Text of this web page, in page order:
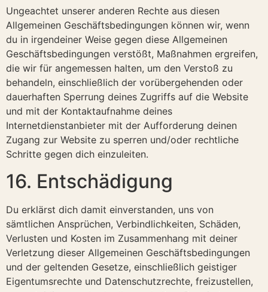
Ungeachtet unserer anderen Rechte aus diesen
Allgemeinen Geschäftsbedingungen können wir, wenn
du in irgendeiner Weise gegen diese Allgemeinen
Geschäftsbedingungen verstößt, Maßnahmen ergreifen,
die wir für angemessen halten, um den Verstoß zu
behandeln, einschließlich der vorübergehenden oder
dauerhaften Sperrung deines Zugriffs auf die Website
und mit der Kontaktaufnahme deines
Internetdienstanbieter mit der Aufforderung deinen
Zugang zur Website zu sperren und/oder rechtliche
Schritte gegen dich einzuleiten.
16. Entschädigung
Du erklärst dich damit einverstanden, uns von
sämtlichen Ansprüchen, Verbindlichkeiten, Schäden,
Verlusten und Kosten im Zusammenhang mit deiner
Verletzung dieser Allgemeinen Geschäftsbedingungen
und der geltenden Gesetze, einschließlich geistiger
Eigentumsrechte und Datenschutzrechte, freizustellen,